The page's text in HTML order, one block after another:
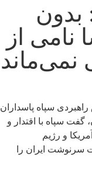
نامی از
نمی‌ماند
سپاه پاسداران
گفت سپاه با اقتدار و
و رژیم
سرنوشت ایران را